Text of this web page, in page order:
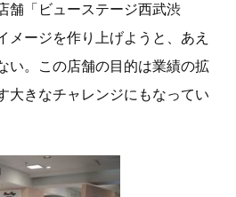
舗「ビューステージ西武渋
メージを作り上げようと、あえ
い。この店舗の目的は業績の拡
大きなチャレンジにもなってい